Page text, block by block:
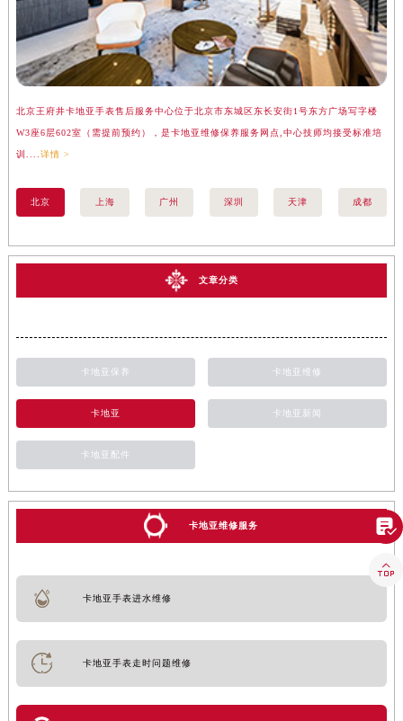
北京王府井卡地亚手表售后服务中心位于北京市东城区东长安街1号东方广场写字楼
W3座6层602室（需提前预约），是卡地亚维修保养服务网点,中心技师均接受标准培
训....详情 >
北京 上海 广州 深圳 天津 成都
文章分类
卡地亚保养 卡地亚维修
卡地亚 卡地亚新闻
卡地亚配件
卡地亚维修服务
卡地亚手表进水维修
卡地亚手表走时问题维修

